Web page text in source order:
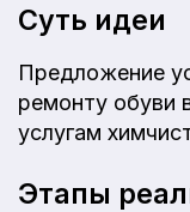
Суть идеи
Предложение
ремонту обуви
услугам
Этапы